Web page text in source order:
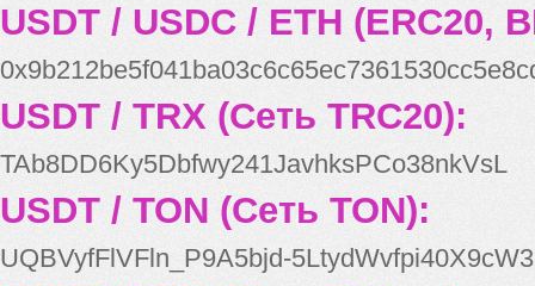
USDT / USDC / ETH (ERC20,
USDT / TRX (Сеть TRC20):
TAb8DD6Ky5Dbfwy241JavhksPCo38nkVsL
USDT / TON (Сеть TON):
UQBVyfFlVFln_P9A5bjd-